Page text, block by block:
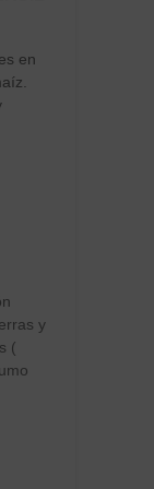
en
y
(